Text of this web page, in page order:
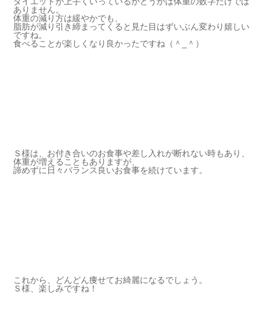
ありません。
体重の減り方は緩やかでも、
脂肪が減り引き締まってくると見た目はずいぶん変わり嬉しい
ですね。
食べることが楽しくなり良かったですね（＾_＾）
Ｓ様は、お付き合いのお食事や差し入れが断れない時もあり、
体重が増えることもありますが、
諦めずに日々バランス良いお食事を続けています。
これから、どんどん痩せてお綺麗になるでしょう。
Ｓ様、楽しみですね！